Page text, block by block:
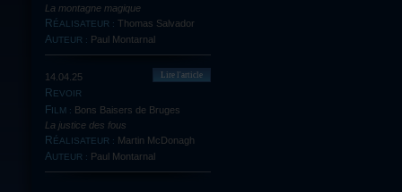
La montagne magique
RÉALISATEUR : Thomas Salvador
AUTEUR : Paul Montarnal
14.04.25
REVOIR
FILM : Bons Baisers de Bruges
La justice des fous
RÉALISATEUR : Martin McDonagh
AUTEUR : Paul Montarnal
Lire l'article